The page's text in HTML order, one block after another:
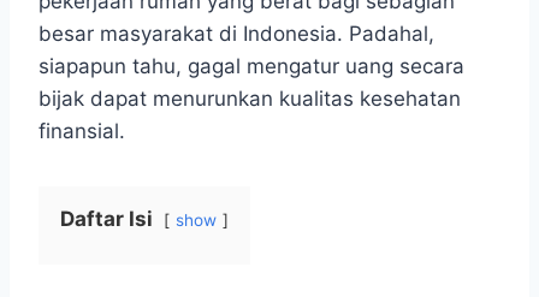
besar masyarakat di Indonesia. Padahal,
siapapun tahu, gagal mengatur uang secara
bijak dapat menurunkan kualitas kesehatan
finansial.
Daftar Isi show